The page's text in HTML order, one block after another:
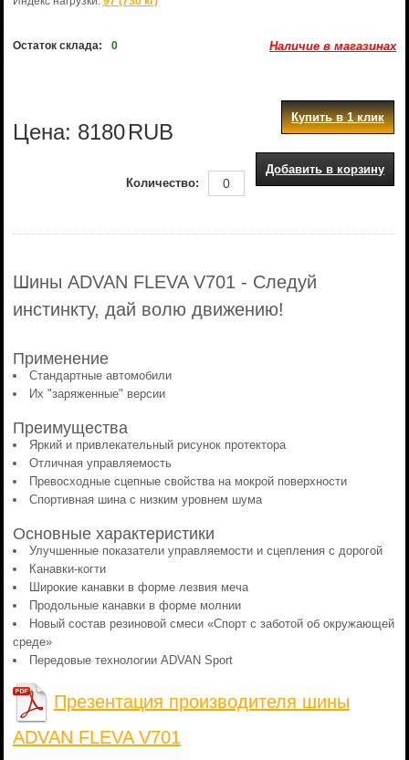
Остаток склада: 0 Наличие в магазинах
Цена: 8180RUB
Купить в 1 клик
Добавить в корзину
Количество:
Шины ADVAN FLEVA V701 - Следуй
инстинкту, дай волю движению!
Применение
Стандартные автомобили
Их "заряженные" версии
Преимущества
Яркий и привлекательный рисунок протектора
Отличная управляемость
Превосходные сцепные свойства на мокрой поверхности
Спортивная шина с низким уровнем шума
Основные характеристики
Улучшенные показатели управляемости и сцепления с дорогой
Канавки-когти
Широкие канавки в форме лезвия меча
Продольные канавки в форме молнии
Новый состав резиновой смеси «Спорт с заботой об окружающей
среде»
Передовые технологии ADVAN Sport
Презентация производителя шины
ADVAN FLEVA V701